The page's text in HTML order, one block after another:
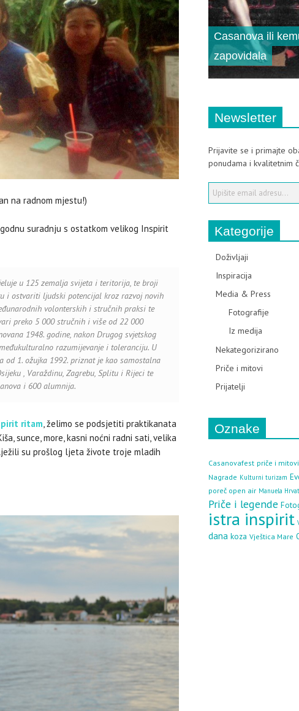
na radnom mjestu!)
suradnju s ostatkom velikog Inspirit
u 125 zemalja svijeta i teritorija, te broji
i ostvariti ljudski potencijal kroz razvoj novih
volonterskih i stručnih praksi te
preko 5 000 stručnih i više od 22 000
1948. godine, nakon Drugog svjetskog
razumijevanje i toleranciju. U
od 1. ožujka 1992. priznat je kao samostalna
, Varaždinu, Zagrebu, Splitu i Rijeci te
i 600 alumnija.
ritam , želimo se podsjetiti praktikanata
sunce, more, kasni noćni radni sati, velika
su prošlog ljeta živote troje mladih
Tradicije i običaji za vrijeme
Božića u Istri
Casanova ili
zapovidala
Newsletter
Prijavite se i primajte
ponudama i kvalitetnim
Kategorije
Doživljaji
Inspiracija
Media & Press
Fotografije
Iz medija
Nekategorizirano
Priče i mitovi
Prijatelji
Oznake
Casanovafest priče i mitovi
Nagrade Kulturni turizam
poreč open air Manuela
Priče i legende
istra inspirit
dana koza Vještica Mare